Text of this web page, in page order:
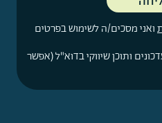
ואני מסכים/ה לשימוש בפרטים
ותוכן שיווקי בדוא"ל (אפשר